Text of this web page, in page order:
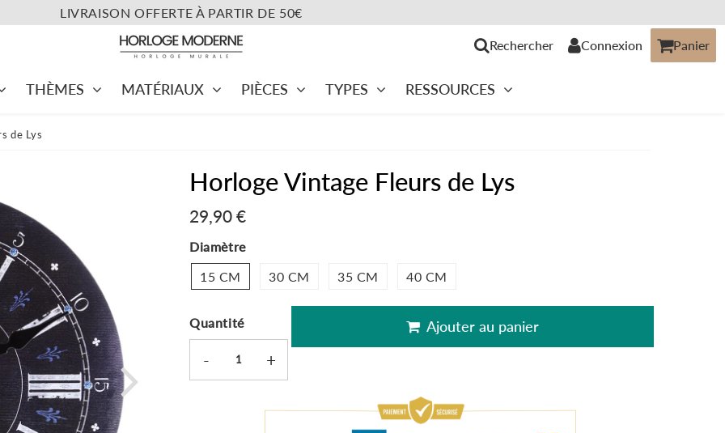
LIVRAISON OFFERTE À PARTIR DE 50€
Rechercher Connexion Panier
THÈMES MATÉRIAUX PIÈCES TYPES RESSOURCES
de Lys
Horloge Vintage Fleurs de Lys
29,90 €
Diamètre
15 CM
30 CM 35 CM 40 CM
Quantité
- +
Ajouter au panier